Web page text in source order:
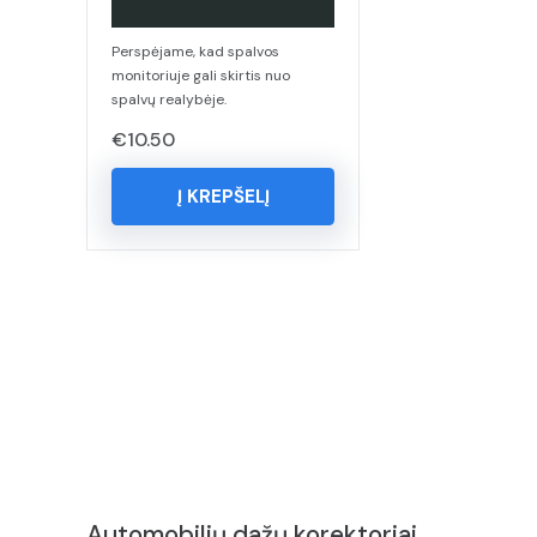
Perspėjame, kad spalvos
monitoriuje gali skirtis nuo
spalvų realybėje.
€10.50
Į KREPŠELĮ